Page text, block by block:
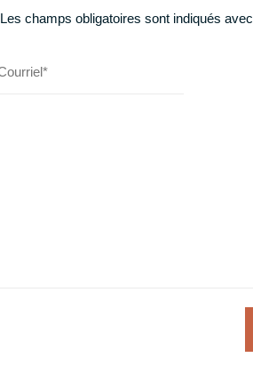
Les champs obligatoires sont indiqués avec